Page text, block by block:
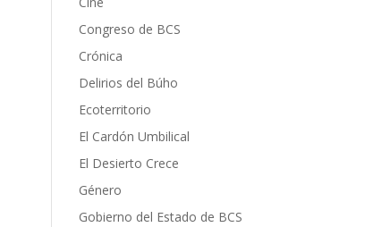
Congreso de BCS
Crónica
Delirios del Búho
Ecoterritorio
El Cardón Umbilical
El Desierto Crece
Género
Gobierno del Estado de BCS